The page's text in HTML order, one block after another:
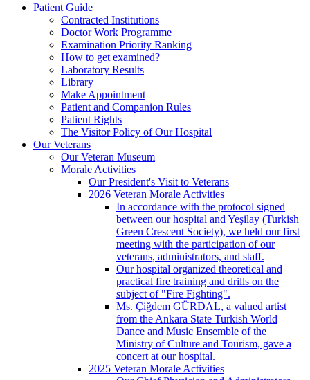
Patient Guide
Contracted Institutions
Doctor Work Programme
Examination Priority Ranking
How to get examined?
Laboratory Results
Library
Make Appointment
Patient and Companion Rules
Patient Rights
The Visitor Policy of Our Hospital
Our Veterans
Our Veteran Museum
Morale Activities
Our President's Visit to Veterans
2026 Veteran Morale Activities
In accordance with the protocol signed
between our hospital and Yeşilay (Turkish
Green Crescent Society), we held our first
meeting with the participation of our
veterans, administrators, and staff.
Our hospital organized theoretical and
practical fire training and drills on the
subject of "Fire Fighting".
Ms. Çiğdem GÜRDAL, a valued artist
from the Ankara State Turkish World
Dance and Music Ensemble of the
Ministry of Culture and Tourism, gave a
concert at our hospital.
2025 Veteran Morale Activities